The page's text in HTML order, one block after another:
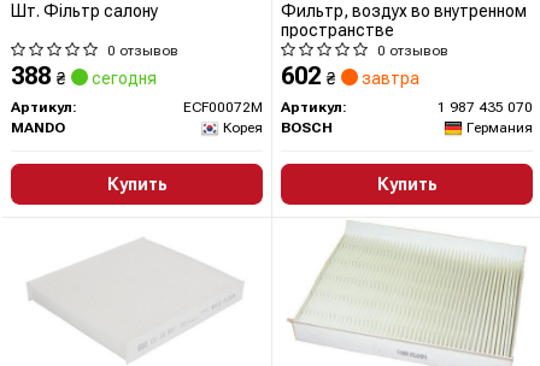
Шт. Фільтр салону
0 отзывов
388 ₴ сегодня
Артикул:
ECF00072M
MANDO
Корея
Купить
Фильтр, воздух во внутренном
пространстве
0 отзывов
602 ₴ завтра
Артикул:
1 987 435 070
BOSCH
Германия
Купить